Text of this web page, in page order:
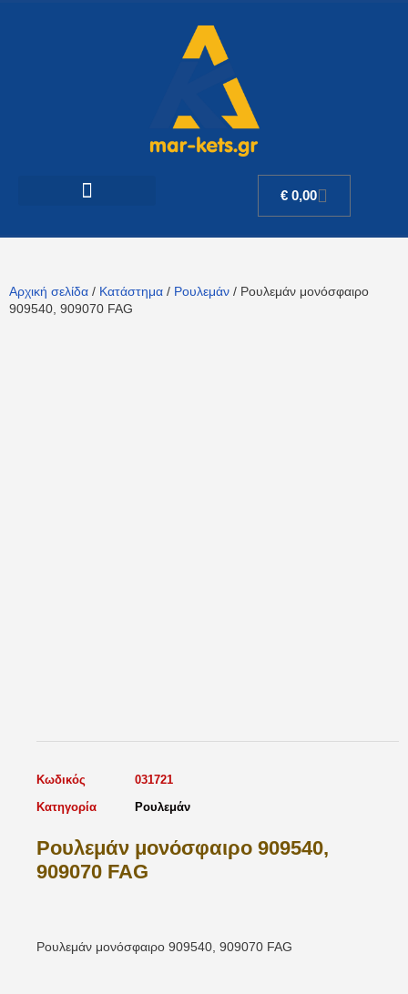
€ 0,00
Αρχική σελίδα / Κατάστημα / Ρουλεμάν / Ρουλεμάν μονόσφαιρο
909540, 909070 FAG
Κωδικός
031721
Κατηγορία
Ρουλεμάν
Ρουλεμάν μονόσφαιρο 909540,
909070 FAG
Ρουλεμάν μονόσφαιρο 909540, 909070 FAG